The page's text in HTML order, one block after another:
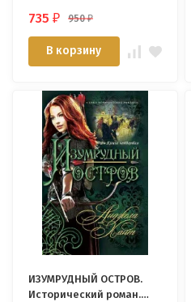
735₽ 950₽
В корзину
ИЗУМРУДНЫЙ ОСТРОВ.
Исторический роман.